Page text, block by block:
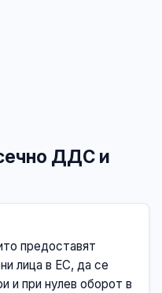
ДДС и
предоставят
лица в ЕС, да се
и при нулев оборот в